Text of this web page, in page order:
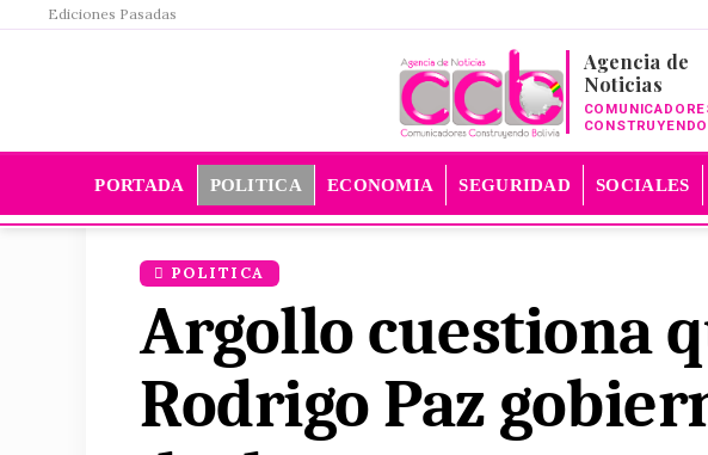
Ediciones Pasadas
Agencia de
Noticias
PORTADA POLITICA ECONOMIA SEGURIDAD SOCIALES
POLITICA
Argollo cuestiona
Rodrigo Paz